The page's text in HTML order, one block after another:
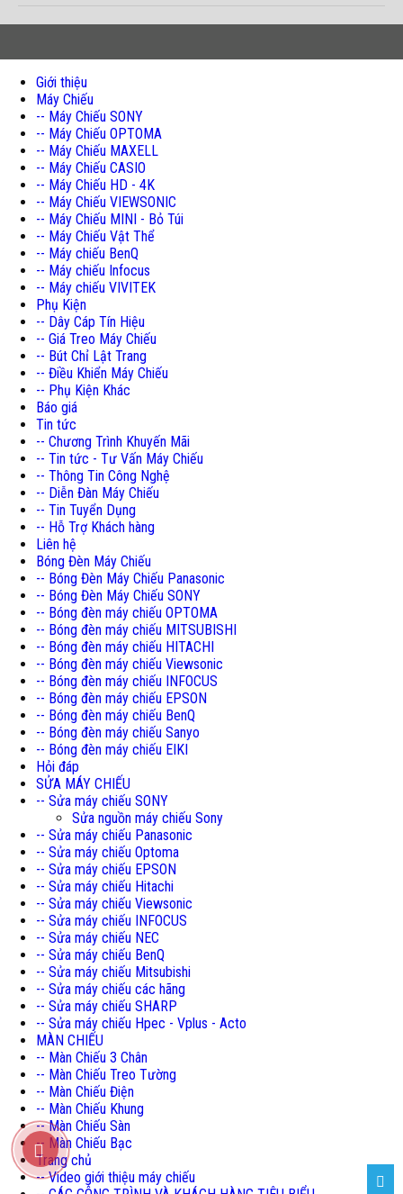
Giới thiệu
Máy Chiếu
-- Máy Chiếu SONY
-- Máy Chiếu OPTOMA
-- Máy Chiếu MAXELL
-- Máy Chiếu CASIO
-- Máy Chiếu HD - 4K
-- Máy Chiếu VIEWSONIC
-- Máy Chiếu MINI - Bỏ Túi
-- Máy Chiếu Vật Thể
-- Máy chiếu BenQ
-- Máy chiếu Infocus
-- Máy chiếu VIVITEK
Phụ Kiện
-- Dây Cáp Tín Hiệu
-- Giá Treo Máy Chiếu
-- Bút Chỉ Lật Trang
-- Điều Khiển Máy Chiếu
-- Phụ Kiện Khác
Báo giá
Tin tức
-- Chương Trình Khuyến Mãi
-- Tin tức - Tư Vấn Máy Chiếu
-- Thông Tin Công Nghệ
-- Diễn Đàn Máy Chiếu
-- Tin Tuyển Dụng
-- Hỗ Trợ Khách hàng
Liên hệ
Bóng Đèn Máy Chiếu
-- Bóng Đèn Máy Chiếu Panasonic
-- Bóng Đèn Máy Chiếu SONY
-- Bóng đèn máy chiếu OPTOMA
-- Bóng đèn máy chiếu MITSUBISHI
-- Bóng đèn máy chiếu HITACHI
-- Bóng đèn máy chiếu Viewsonic
-- Bóng đèn máy chiếu INFOCUS
-- Bóng đèn máy chiếu EPSON
-- Bóng đèn máy chiếu BenQ
-- Bóng đèn máy chiếu Sanyo
-- Bóng đèn máy chiếu EIKI
Hỏi đáp
SỬA MÁY CHIẾU
-- Sửa máy chiếu SONY
Sửa nguồn máy chiếu Sony
-- Sửa máy chiếu Panasonic
-- Sửa máy chiếu Optoma
-- Sửa máy chiếu EPSON
-- Sửa máy chiếu Hitachi
-- Sửa máy chiếu Viewsonic
-- Sửa máy chiếu INFOCUS
-- Sửa máy chiếu NEC
-- Sửa máy chiếu BenQ
-- Sửa máy chiếu Mitsubishi
-- Sửa máy chiếu các hãng
-- Sửa máy chiếu SHARP
-- Sửa máy chiếu Hpec - Vplus - Acto
MÀN CHIẾU
-- Màn Chiếu 3 Chân
-- Màn Chiếu Treo Tường
-- Màn Chiếu Điện
-- Màn Chiếu Khung
-- Màn Chiếu Sàn
-- Màn Chiếu Bạc
Trang chủ
-- Video giới thiệu máy chiếu